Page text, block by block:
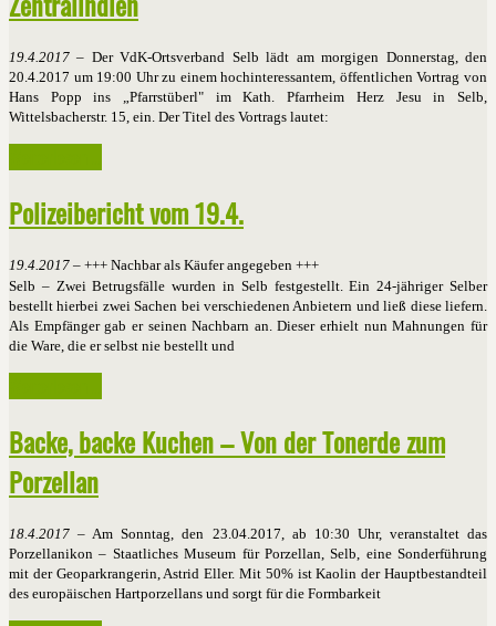
19.4.2017 – Der VdK-Ortsverband Selb lädt am morgigen Donnerstag, den
20.4.2017 um 19:00 Uhr zu einem hochinteressantem, öffentlichen Vortrag von
Hans Popp ins „Pfarrstüberl" im Kath. Pfarrheim Herz Jesu in Selb,
Wittelsbacherstr. 15, ein. Der Titel des Vortrags lautet:
Polizeibericht vom 19.4.
19.4.2017 – +++ Nachbar als Käufer angegeben +++
Selb – Zwei Betrugsfälle wurden in Selb festgestellt. Ein 24-jähriger Selber
bestellt hierbei zwei Sachen bei verschiedenen Anbietern und ließ diese liefern.
Als Empfänger gab er seinen Nachbarn an. Dieser erhielt nun Mahnungen für
die Ware, die er selbst nie bestellt und
Backe, backe Kuchen – Von der Tonerde zum
Porzellan
18.4.2017 – Am Sonntag, den 23.04.2017, ab 10:30 Uhr, veranstaltet das
Porzellanikon – Staatliches Museum für Porzellan, Selb, eine Sonderführung
mit der Geoparkrangerin, Astrid Eller. Mit 50% ist Kaolin der Hauptbestandteil
des europäischen Hartporzellans und sorgt für die Formbarkeit